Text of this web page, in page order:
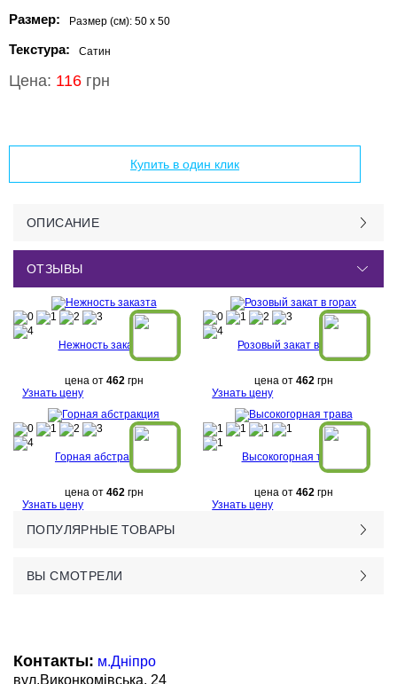
Размер: Размер (см): 50 x 50
Текстура: Сатин
Цена: 116 грн
Купить в один клик
ОПИСАНИЕ
ОТЗЫВЫ
Нежность заказта
цена от 462грн
Узнать цену
Розовый закат в горах
цена от 462грн
Узнать цену
Горная абстракция
цена от 462грн
Узнать цену
Высокогорная трава
цена от 462грн
Узнать цену
ПОПУЛЯРНЫЕ ТОВАРЫ
ВЫ СМОТРЕЛИ
Контакты: м.Дніпро
вул.Виконкомівська, 24